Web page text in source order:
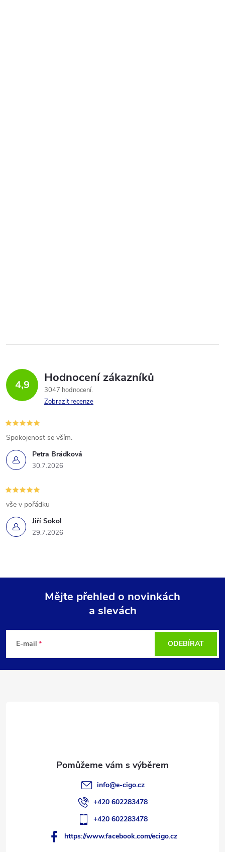
4,9 Hodnocení zákazníků
3047 hodnocení
Zobrazit recenze
Petra Brádková
30.7.2026
Spokojenost se vším.
Jiří Sokol
29.7.2026
vše v pořádku
p
Mějte přehled o novinkách
a slevách
E-mail ODEBÍRAT
info@e-cigo.cz
+420 602283478
+420 602283478
https://www.facebook.com/ecigo.cz